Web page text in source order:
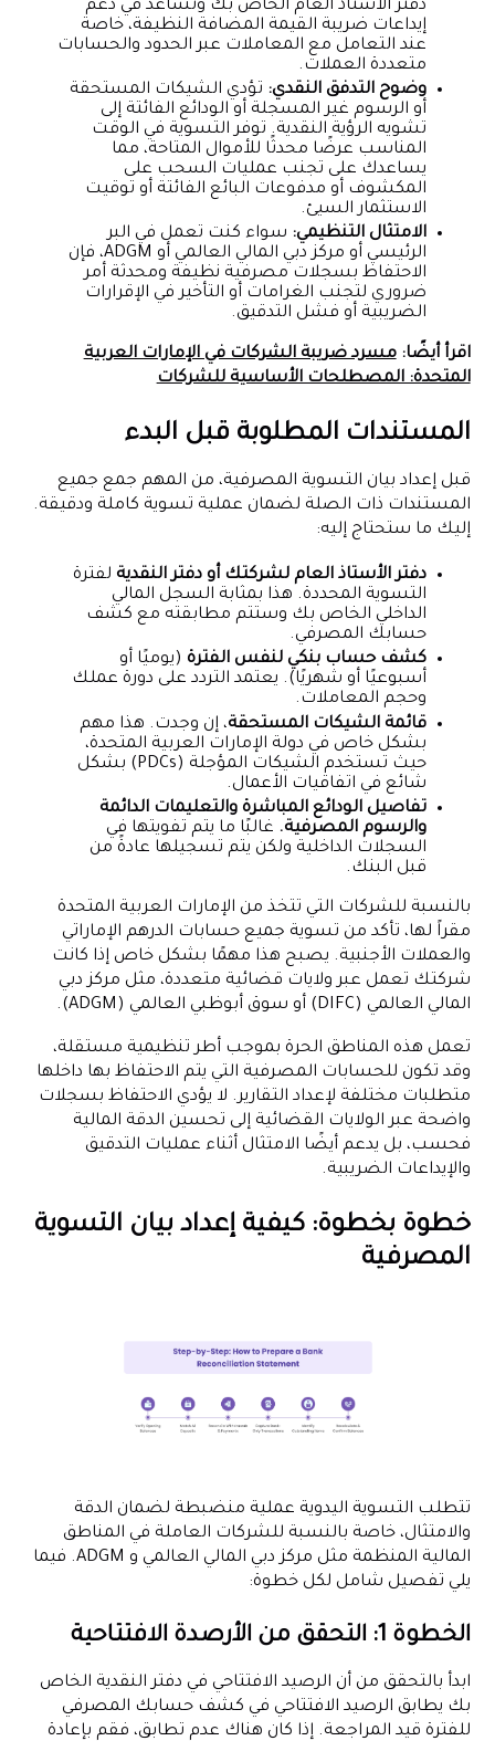
دفتر الأستاذ العام الخاص بك وتساعد في دعم
إيداعات ضريبة القيمة المضافة النظيفة، خاصة
عند التعامل مع المعاملات عبر الحدود والحسابات
متعددة العملات.
وضوح التدفق النقدي: تؤدي الشيكات المستحقة
أو الرسوم غير المسجلة أو الودائع الفائتة إلى
تشويه الرؤية النقدية. توفر التسوية في الوقت
المناسب عرضًا محدثًا للأموال المتاحة، مما
يساعدك على تجنب عمليات السحب على
المكشوف أو مدفوعات البائع الفائتة أو توقيت
الاستثمار السيئ.
الامتثال التنظيمي: سواء كنت تعمل في البر
الرئيسي أو مركز دبي المالي العالمي أو ADGM، فإن
الاحتفاظ بسجلات مصرفية نظيفة ومحدثة أمر
ضروري لتجنب الغرامات أو التأخير في الإقرارات
الضريبية أو فشل التدقيق.
اقرأ أيضًا:مسرد ضريبة الشركات في الإمارات العربية
المتحدة: المصطلحات الأساسية للشركات
المستندات المطلوبة قبل البدء
قبل إعداد بيان التسوية المصرفية، من المهم جمع جميع
المستندات ذات الصلة لضمان عملية تسوية كاملة ودقيقة.
إليك ما ستحتاج إليه:
دفتر الأستاذ العام لشركتك أو دفتر النقدية لفترة
التسوية المحددة. هذا بمثابة السجل المالي
الداخلي الخاص بك وستتم مطابقته مع كشف
حسابك المصرفي.
كشف حساب بنكي لنفس الفترة (يوميًا أو
أسبوعيًا أو شهريًا). يعتمد التردد على دورة عملك
وحجم المعاملات.
قائمة الشيكات المستحقة، إن وجدت. هذا مهم
بشكل خاص في دولة الإمارات العربية المتحدة،
حيث تستخدم الشيكات المؤجلة (PDCs) بشكل
شائع في اتفاقيات الأعمال.
تفاصيل الودائع المباشرة والتعليمات الدائمة
والرسوم المصرفية. غالبًا ما يتم تفويتها في
السجلات الداخلية ولكن يتم تسجيلها عادةً من
قبل البنك.
بالنسبة للشركات التي تتخذ من الإمارات العربية المتحدة
مقراً لها، تأكد من تسوية جميع حسابات الدرهم الإماراتي
والعملات الأجنبية. يصبح هذا مهمًا بشكل خاص إذا كانت
شركتك تعمل عبر ولايات قضائية متعددة، مثل مركز دبي
المالي العالمي (DIFC) أو سوق أبوظبي العالمي (ADGM).
تعمل هذه المناطق الحرة بموجب أطر تنظيمية مستقلة،
وقد تكون للحسابات المصرفية التي يتم الاحتفاظ بها داخلها
متطلبات مختلفة لإعداد التقارير. لا يؤدي الاحتفاظ بسجلات
واضحة عبر الولايات القضائية إلى تحسين الدقة المالية
فحسب، بل يدعم أيضًا الامتثال أثناء عمليات التدقيق
والإيداعات الضريبية.
خطوة بخطوة: كيفية إعداد بيان التسوية
المصرفية
تتطلب التسوية اليدوية عملية منضبطة لضمان الدقة
والامتثال، خاصة بالنسبة للشركات العاملة في المناطق
المالية المنظمة مثل مركز دبي المالي العالمي و ADGM. فيما
يلي تفصيل شامل لكل خطوة:
الخطوة 1: التحقق من الأرصدة الافتتاحية
ابدأ بالتحقق من أن الرصيد الافتتاحي في دفتر النقدية الخاص
بك يطابق الرصيد الافتتاحي في كشف حسابك المصرفي
للفترة قيد المراجعة. إذا كان هناك عدم تطابق، فقم بإعادة